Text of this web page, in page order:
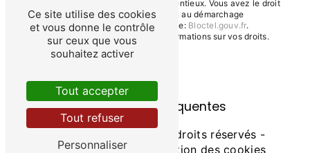
fins probatoires et de gestion des contentieux. Vous avez le droit
de vous inscrire sur la liste d'opposition au démarchage
téléphonique, disponible à cette adresse: Bloctel.gouv.fr.
Consultez le site cnil.fr pour plus d’informations sur vos droits.
Recherches fréquentes
- 2026 - Tous droits réservés -
Mentions légales
Gestion des cookies
Ce site utilise des cookies
et vous donne le contrôle
sur ceux que vous
souhaitez activer
Tout accepter
Tout refuser
Personnaliser